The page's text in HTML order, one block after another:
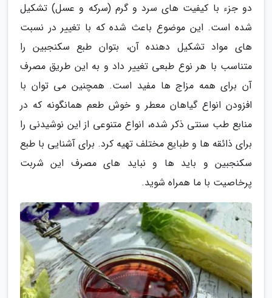
دو جزء با کیفیت های سرد و گرم (سرکه و عسل) تشکیل
شده است. این موضوع باعث شده که با تغییر در نسبت
های مواد تشکیل دهنده آن، بتوان طبع سکنجبین را
متناسب با هر نوع طبعی تغییر داد و به این طریق مصرف
آن برای همه مزاج ها مفید است. همچنین می توان با
افزودن انواع گیاهان معطر و خوش طعم همانگونه که در
منابع طب سنتی ذکر شده، انواع متنوعی از این نوشیدنی را
برای ذائقه ها و طبایع مختلف تهیه کرد. برای آشنایی با طبع
سکنجبین و باید ها و نباید های مصرف این شربت
پرخاصیت با ما همراه شوید.